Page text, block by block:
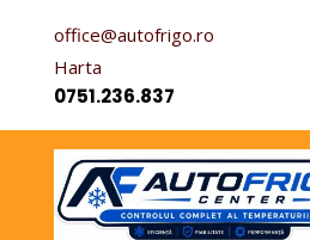
office@autofrigo.ro
Harta
0751.236.837